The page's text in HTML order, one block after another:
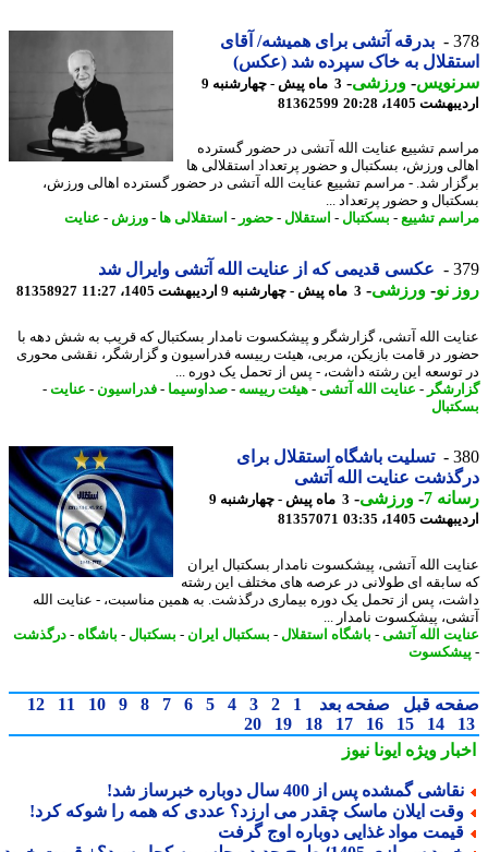
بدرقه آتشی برای همیشه/ آقای
به خاک سپرده شد (عکس)
-ورزشی-
3 ماه پیش - چهارشنبه 9
1405، 20:28
81362599
مراسم تشییع عنایت ‎الله آتشی در حضور گسترده
ورزش، بسکتبال و حضور پرتعداد استقلالی ها
برگزار شد. - مراسم تشییع عنایت ‎الله آتشی در حضور گسترده اهالی ورزش،
و حضور پرتعداد ...
تشییع-بسکتبال-استقلال-حضور-استقلالی ها- ورزش -عنایت
عکسی قدیمی که از عنایت الله آتشی وایرال شد
نو- ورزشی-3 ماه پیش - چهارشنبه 9 اردیبهشت 1405، 11:27 81358927
الله آتشی، گزارشگر و پیشکسوت نامدار بسکتبال که قریب به شش دهه با
در قامت بازیکن، مربی، هیئت رییسه فدراسیون و گزارشگر، نقشی محوری
این رشته داشت، - پس از تحمل یک دوره ...
-عنایت الله آتشی-هیئت رییسه-صداوسیما-فدراسیون-عنایت-
تسلیت باشگاه استقلال برای
عنایت الله آتشی
7
-ورزشی-
3 ماه پیش - چهارشنبه 9
1405، 03:35
81357071
الله آتشی، پیشکسوت نامدار بسکتبال ایران
ای طولانی در عرصه های مختلف این رشته
پس از تحمل یک دوره بیماری درگذشت. به همین مناسبت، - عنایت الله
پیشکسوت نامدار ...
الله آتشی-باشگاه استقلال-بسکتبال ایران - بسکتبال-باشگاه-درگذشت
قبل صفحه بعد 1
2
3
4
5
6
7
8
9
10
11
12
14
15
16
17
18
19
20
ویژهایونا نیوز
گمشده پس از 400 سال دوباره خبرساز شد!
ایلان ماسک چقدر می ارزد؟ عددی که همه را شوکه کرد!
مواد غذایی دوباره اوج گرفت